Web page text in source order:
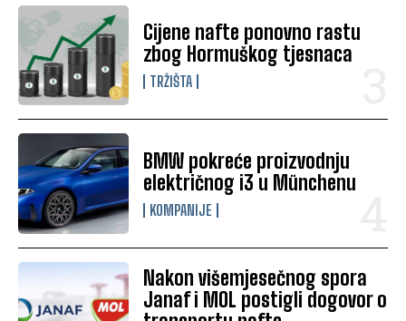
Cijene nafte ponovno rastu
zbog Hormuškog tjesnaca
TRŽIŠTA
BMW pokreće proizvodnju
električnog i3 u Münchenu
KOMPANIJE
Nakon višemjesečnog spora
Janaf i MOL postigli dogovor o